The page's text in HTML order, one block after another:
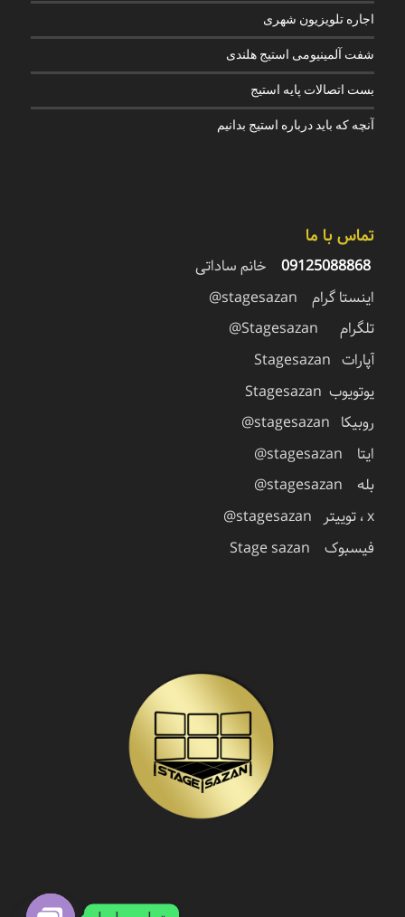
اجاره تلویزیون شهری
شفت آلمینیومی استیج هلندی
بست اتصالات پایه استیج
آنچه که باید درباره استیج بدانیم
تماس با ما
09125088868خانم ساداتی
اینستا گرام stagesazan@
تلگرام Stagesazan@
آپارات Stagesazan
یوتویوب Stagesazan
روبیکا stagesazan@
ایتا stagesazan@
بله stagesazan@
x ، توییتر stagesazan@
فیسبوک Stage sazan